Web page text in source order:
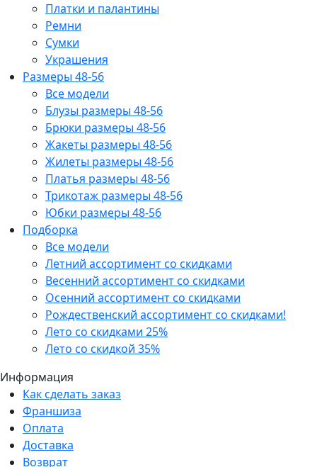
Платки и палантины
Ремни
Сумки
Украшения
Размеры 48-56
Все модели
Блузы размеры 48-56
Брюки размеры 48-56
Жакеты размеры 48-56
Жилеты размеры 48-56
Платья размеры 48-56
Трикотаж размеры 48-56
Юбки размеры 48-56
Подборка
Все модели
Летний ассортимент со скидками
Весенний ассортимент со скидками
Осенний ассортимент со скидками
Рождественский ассортимент со скидками!
Лето со скидками 25%
Лето со скидкой 35%
Информация
Как сделать заказ
Франшиза
Оплата
Доставка
Возврат